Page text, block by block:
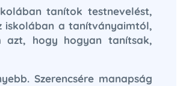
tanítok testnevelést,
iskolában a tanítványaimtól,
azt, hogy hogyan tanítsak,
Szerencsére manapság